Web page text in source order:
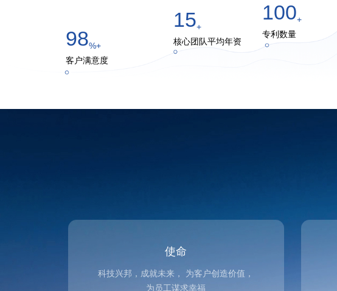
98%+
客户满意度
15+
核心团队平均年资
100+
专利数量
使命
科技兴邦，成就未来， 为客户创造价值，
为员工谋求幸福